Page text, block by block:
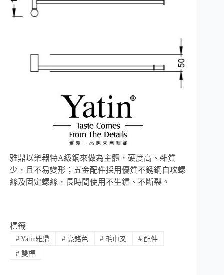
雅鼎以樂器特A級銅來做為主體，硬度高、雜質
少，且不易變形；五金配件採用優質不銹鋼自攻螺
絲及固定螺絲，長時間使用不生鏽、不斷裂。
標籤
#Yatin雅鼎 #亮鉻色 # 毛巾叉 # 配件
#雙桿